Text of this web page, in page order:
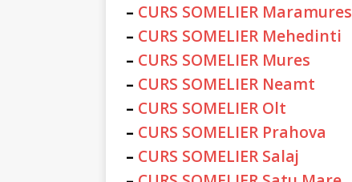
– CURS SOMELIER Maramures
– CURS SOMELIER Mehedinti
– CURS SOMELIER Mures
– CURS SOMELIER Neamt
– CURS SOMELIER Olt
– CURS SOMELIER Prahova
– CURS SOMELIER Salaj